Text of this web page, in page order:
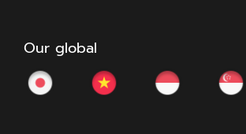
Our global